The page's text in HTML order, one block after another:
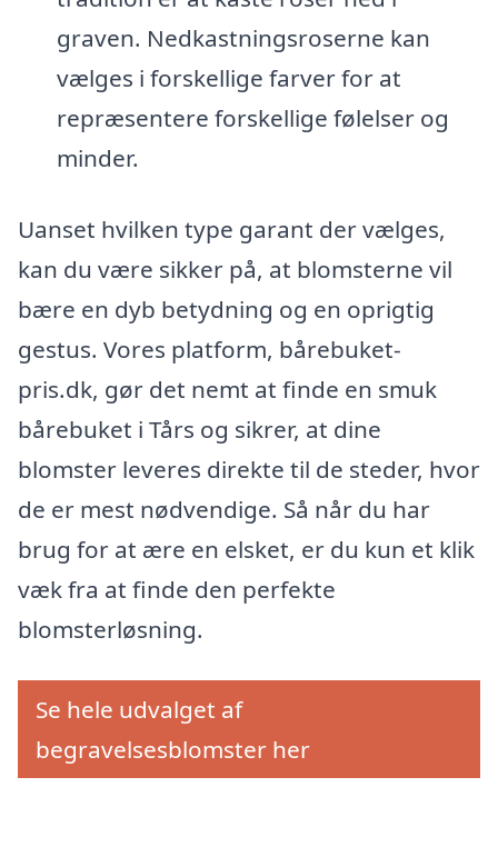
graven. Nedkastningsroserne kan
vælges i forskellige farver for at
repræsentere forskellige følelser og
minder.
Uanset hvilken type garant der vælges,
kan du være sikker på, at blomsterne vil
bære en dyb betydning og en oprigtig
gestus. Vores platform, bårebuket-
pris.dk, gør det nemt at finde en smuk
bårebuket i Tårs og sikrer, at dine
blomster leveres direkte til de steder, hvor
de er mest nødvendige. Så når du har
brug for at ære en elsket, er du kun et klik
væk fra at finde den perfekte
blomsterløsning.
Se hele udvalget af
begravelsesblomster her